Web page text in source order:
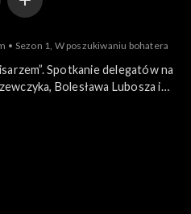
Sezon 1, W poszukiwaniu bohatera
Spotkanie delegatów na
Bolesława Lubosza i
organizacji partyjnej w
partyjnej, spotkanie z
śląskiego środowiska
i politycznej w literaturze,